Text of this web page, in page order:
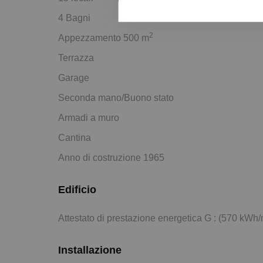
4 Bagni
Appezzamento 500 m2
Terrazza
Garage
Seconda mano/Buono stato
Armadi a muro
Cantina
Anno di costruzione 1965
Edificio
Attestato di prestazione energetica G : (570 kWh/
Installazione